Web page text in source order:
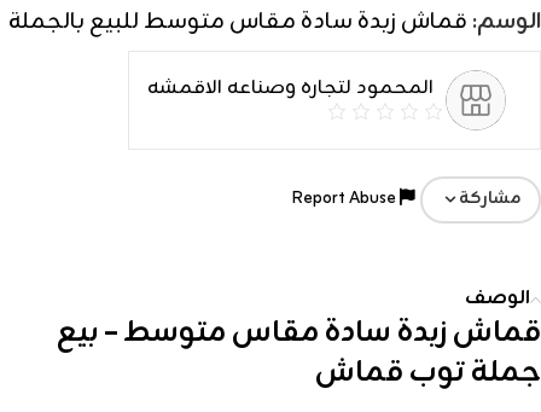
الوسم: قماش زبدة سادة مقاس متوسط للبيع بالجملة
المحمود لتجاره وصناعه الاقمشه
مشاركة
الوصف
قماش زبدة سادة مقاس متوسط – بيع
جملة توب قماش